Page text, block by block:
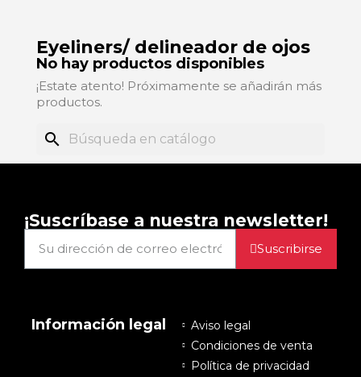
Eyeliners/ delineador de ojos
No hay productos disponibles
¡Estate atento! Próximamente se añadirán más
productos.
search
¡Suscríbase a nuestra newsletter!
Suscribirse
Información legal
Aviso legal
Condiciones de venta
Política de privacidad